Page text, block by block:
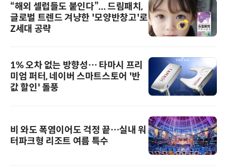
“해외 셀럽들도 붙인다”... 드림패치,
글로벌 트렌드 겨냥한 '모양반창고'로
Z세대 공략
1% 오차 없는 방향성… 타마시 프리
미엄 퍼터, 네이버 스마트스토어 '반
값 할인' 돌풍
비 와도 폭염이어도 걱정 끝…실내 워
터파크형 리조트 여름 특수